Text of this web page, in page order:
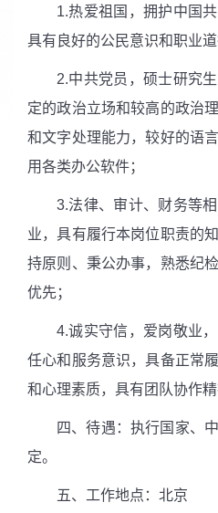
1.热爱祖国，拥护中国
具有良好的公民意识和职业道
2.中共党员，硕士研究
定的政治立场和较高的政治
和文字处理能力，较好的语
用各类办公软件；
3.法律、审计、财务等
业，具有履行本岗位职责的
持原则、秉公办事，熟悉纪
优先；
4.诚实守信，爱岗敬业
任心和服务意识，具备正常
和心理素质，具有团队协作精
四、待遇：执行国家、
定。
五、工作地点：北京